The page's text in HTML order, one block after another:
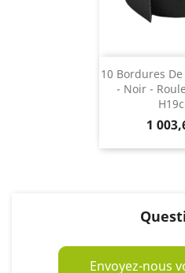
10 Bordures
- Noir -
Prix
1
Envoyez-nous